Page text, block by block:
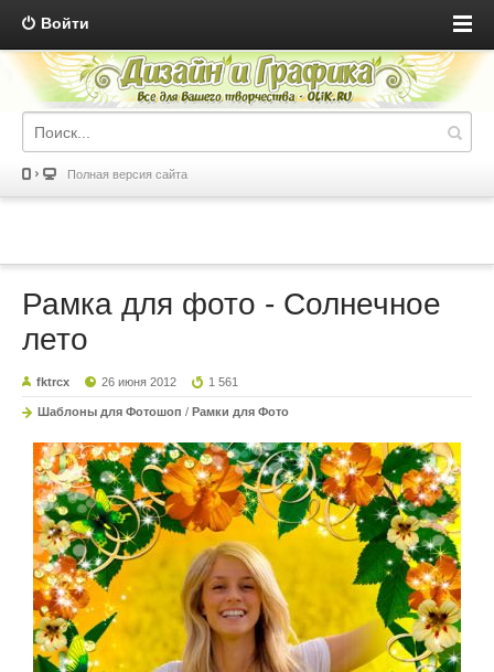
Войти
Полная версия сайта
Рамка для фото - Солнечное
лето
fktrcx 26 июня 2012 1 561
Шаблоны для Фотошоп / Рамки для Фото